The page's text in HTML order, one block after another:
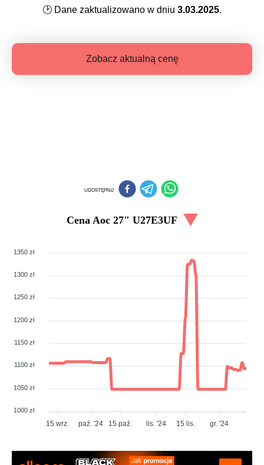
🕑 Dane zaktualizowano w dniu 3.03.2025.
Zobacz aktualną cenę
UDOSTĘPNIJ
Cena Aoc 27" U27E3UF
1350 zł
1300 zł
1250 zł
1200 zł
1150 zł
1100 zł
1050 zł
1000 zł
15 wrz. paź. '24 15 paź. lis. '24 15 lis. gr. '24